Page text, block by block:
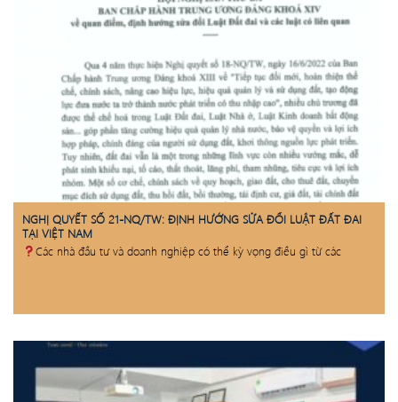
NGHỊ QUYẾT SỐ 21-NQ/TW: ĐỊNH HƯỚNG SỬA ĐỔI LUẬT ĐẤT ĐAI
TẠI VIỆT NAM
Các nhà đầu tư và doanh nghiệp có thể kỳ vọng điều gì từ các